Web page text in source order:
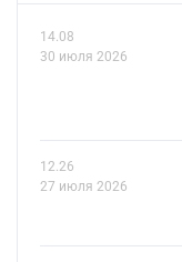
14.08
30 июля 2026
12.26
27 июля 2026